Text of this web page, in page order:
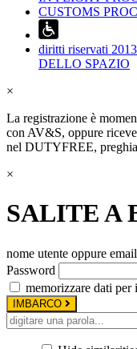
CUSTOMS
diritti riservati
DELLO SPAZIO
×
La registrazione è
con AV&S, oppure
nel DUTYFREE,
×
SALITE A
nome utente oppure email
Password
memorizzare dati per
IMBARCO